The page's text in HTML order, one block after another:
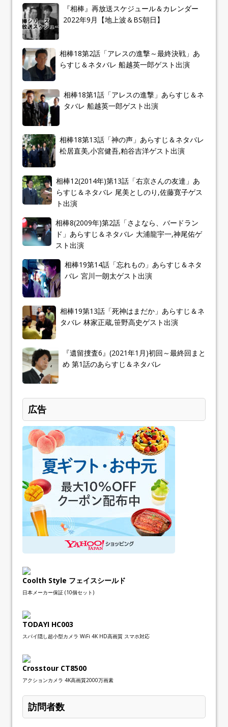
『相棒』再放送スケジュール＆カレンダー
2022年9月【地上波＆BS朝日】
相棒18第2話「アレスの進撃～最終決戦」あ
らすじ＆ネタバレ 船越英一郎ゲスト出演
相棒18第1話「アレスの進撃」あらすじ＆ネ
タバレ 船越英一郎ゲスト出演
相棒18第13話「神の声」あらすじ＆ネタバレ
松居直美,小宮健吾,粕谷吉洋ゲスト出演
相棒12(2014年)第13話「右京さんの友達」あ
らすじ＆ネタバレ 尾美としのり,佐藤寛子ゲス
ト出演
相棒8(2009年)第2話「さよなら、バードラン
ド」あらすじ＆ネタバレ 大浦龍宇一,神尾佑ゲ
スト出演
相棒19第14話「忘れもの」あらすじ＆ネタ
バレ 宮川一朗太ゲスト出演
相棒19第13話「死神はまだか」あらすじ＆ネ
タバレ 林家正蔵,笹野高史ゲスト出演
『遺留捜査6』(2021年1月)初回～最終回まと
め 第1話のあらすじ＆ネタバレ
広告
Coolth Style フェイスシールド
日本メーカー保証 (10個セット)
TODAYI HC003
スパイ隠し超小型カメラ WiFi 4K HD高画質 スマホ対応
Crosstour CT8500
アクションカメラ 4K高画質2000万画素
訪問者数